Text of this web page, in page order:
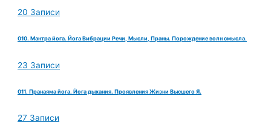
20 Записи
010. Мантра йога. Йога Вибрации Речи, Мысли, Праны. Порождение волн смысла.
23 Записи
011. Пранаяма йога. Йога дыхания. Проявления Жизни Высшего Я.
27 Записи